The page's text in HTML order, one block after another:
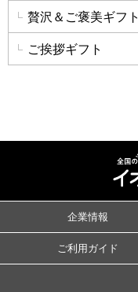
贅沢＆ご褒美ギフト
ご挨拶ギフト
企業情報
ご利用ガイド